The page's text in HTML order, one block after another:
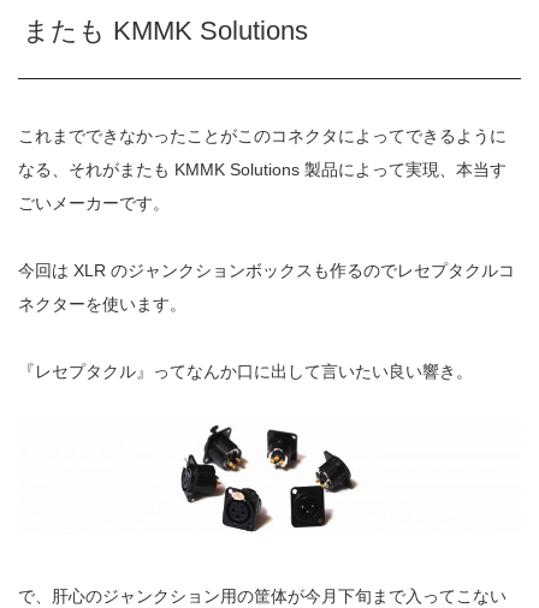
またも KMMK Solutions
これまでできなかったことがこのコネクタによってできるように
なる、 それがまたも KMMK Solutions 製品によって実現、本当す
ごいメーカーです。
今回は XLR のジャンクションボックスも作るのでレセプタクルコ
ネクターを使います。
『レセプタクル』ってなんか口に出して言いたい良い響き。
で、肝心のジャンクション用の筐体が今月下旬まで入ってこない